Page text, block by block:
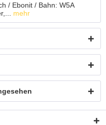
/ Ebonit / Bahn: W5A
mehr